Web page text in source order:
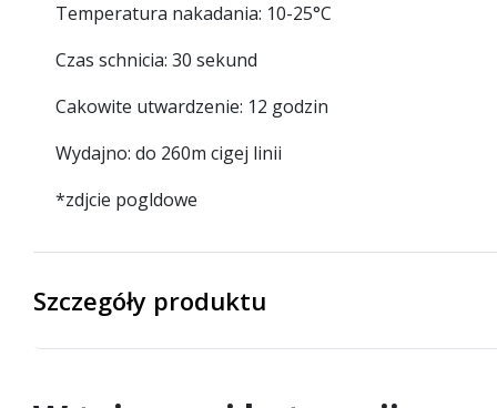
Temperatura nakadania: 10-25°C
Czas schnicia: 30 sekund
Cakowite utwardzenie: 12 godzin
Wydajno: do 260m cigej linii
*zdjcie pogldowe
Szczegóły produktu